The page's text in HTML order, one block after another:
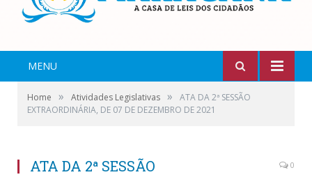
MENU
Home » Atividades Legislativas »
ATA DA 2ª SESSÃO
EXTRAORDINÁRIA, DE 07 DE DEZEMBRO DE 2021
ATA DA 2ª SESSÃO
0